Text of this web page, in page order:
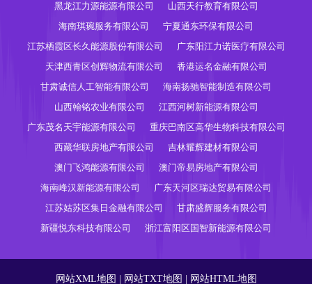
黑龙江力源能源有限公司
山西天行教育有限公司
海南琪琬服务有限公司
宁夏通东环保有限公司
江苏栖霞区长久能源股份有限公司
广东阳江力诺医疗有限公司
天津西青区创辉物流有限公司
香港运名金融有限公司
甘肃诚信人工智能有限公司
海南扬驰智能制造有限公司
山西翰铭农业有限公司
江西河树新能源有限公司
广东茂名天宇能源有限公司
重庆巴南区高华生物科技有限公司
西藏华联房地产有限公司
吉林耀辉建材有限公司
澳门飞鸿能源有限公司
澳门帝易房地产有限公司
海南峰汉新能源有限公司
广东天河区瑞达贸易有限公司
江苏姑苏区集日金融有限公司
甘肃盛辉服务有限公司
新疆悦东科技有限公司
浙江富阳区国智新能源有限公司
网站XML地图 网站TXT地图 网站HTML地图